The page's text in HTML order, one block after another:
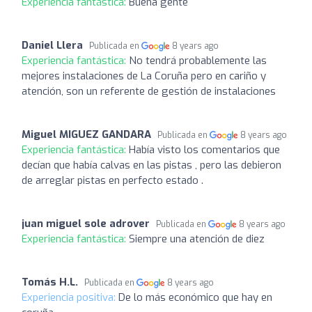
Daniel Llera Publicada en 8 years ago
Experiencia fantástica: No tendrá probablemente las
mejores instalaciones de La Coruña pero en cariño y
atención, son un referente de gestión de instalaciones
Miguel MIGUEZ GANDARA Publicada en 8 years ago
Experiencia fantástica: Había visto los comentarios que
decían que había calvas en las pistas , pero las debieron
de arreglar pistas en perfecto estado .
juan miguel sole adrover Publicada en 8 years ago
Experiencia fantástica: Siempre una atención de diez
Tomás H.L. Publicada en 8 years ago
Experiencia positiva: De lo más económico que hay en